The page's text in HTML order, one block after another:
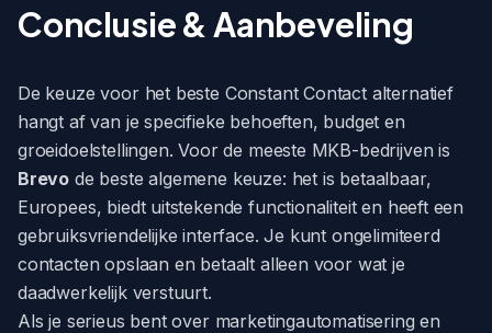
Conclusie & Aanbeveling
De keuze voor het beste Constant Contact alternatief
hangt af van je specifieke behoeften, budget en
groeidoelstellingen. Voor de meeste MKB-bedrijven is
Brevo de beste algemene keuze: het is betaalbaar,
Europees, biedt uitstekende functionaliteit en heeft een
gebruiksvriendelijke interface. Je kunt ongelimiteerd
contacten opslaan en betaalt alleen voor wat je
daadwerkelijk verstuurt.
Als je serieus bent over marketingautomatisering en